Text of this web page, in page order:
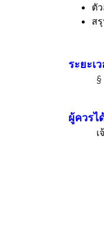
ตั
ส
ระยะเ
§ ระ
ผู้ควรไ
เจ้าห